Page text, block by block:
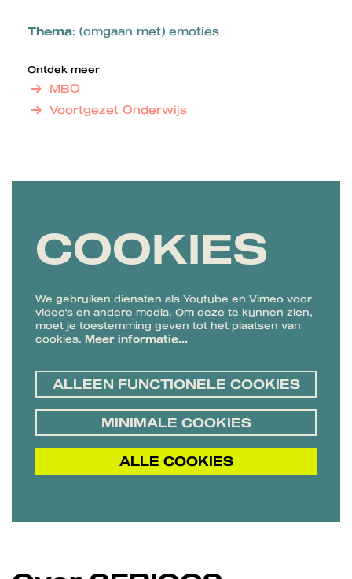
Thema: (omgaan met) emoties
Ontdek meer
MBO
Voortgezet Onderwijs
COOKIES
We gebruiken diensten als Youtube en Vimeo voor
video's en andere media. Om deze te kunnen zien,
moet je toestemming geven tot het plaatsen van
cookies. Meer informatie…
ALLEEN FUNCTIONELE COOKIES
MINIMALE COOKIES
ALLE COOKIES